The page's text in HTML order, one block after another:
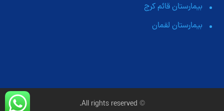
بیمارستان قائم کرج
بیمارستان لقمان
© All rights reserved.